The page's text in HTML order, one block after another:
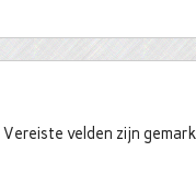
Vereiste velden zijn